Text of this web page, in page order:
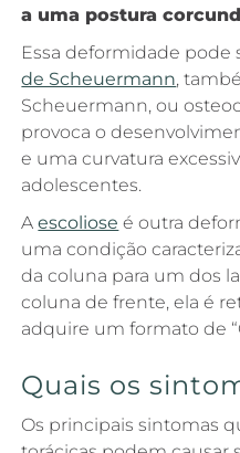
a uma postura
Essa deformidade pode
de Scheuermann,
Scheuermann, ou
provoca o
e uma curvatura
adolescentes.
Aescoliose é outra
uma condição
da coluna para um dos
coluna de frente, ela é
adquire um formato de
Quais os
Os principais sintomas